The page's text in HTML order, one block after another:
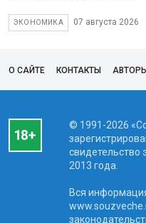
ЭКОНОМИКА 07 августа 2026
О САЙТЕ КОНТАКТЫ
© 1991-2026
свидетельство
2013 года.
Вся